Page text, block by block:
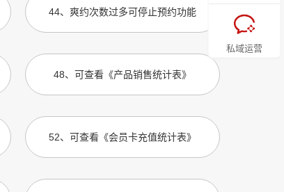
44、 爽约次数过多可停止预约功能
48、 可查看《产品销售统计表》
52、 可查看《会员卡充值统计表》
私域运营